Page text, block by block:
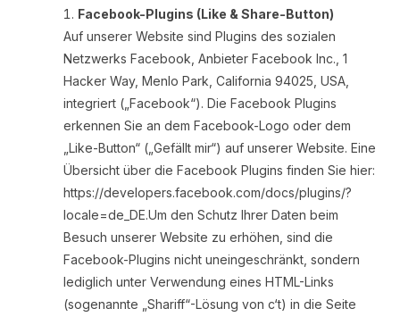
Facebook-Plugins (Like & Share-Button)
Auf unserer Website sind Plugins des sozialen
Netzwerks Facebook, Anbieter Facebook Inc., 1
Hacker Way, Menlo Park, California 94025, USA,
integriert („Facebook“). Die Facebook Plugins
erkennen Sie an dem Facebook-Logo oder dem
„Like-Button“ („Gefällt mir“) auf unserer Website. Eine
Übersicht über die Facebook Plugins finden Sie hier:
https://developers.facebook.com/docs/plugins/?
locale=de_DE.Um den Schutz Ihrer Daten beim
Besuch unserer Website zu erhöhen, sind die
Facebook-Plugins nicht uneingeschränkt, sondern
lediglich unter Verwendung eines HTML-Links
(sogenannte „Shariff“-Lösung von c‘t) in die Seite